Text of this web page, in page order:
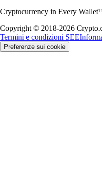
Cryptocurrency in Every
Copyright © 2018-2026
Termini e condizioni SEE
Preferenze sui cookie